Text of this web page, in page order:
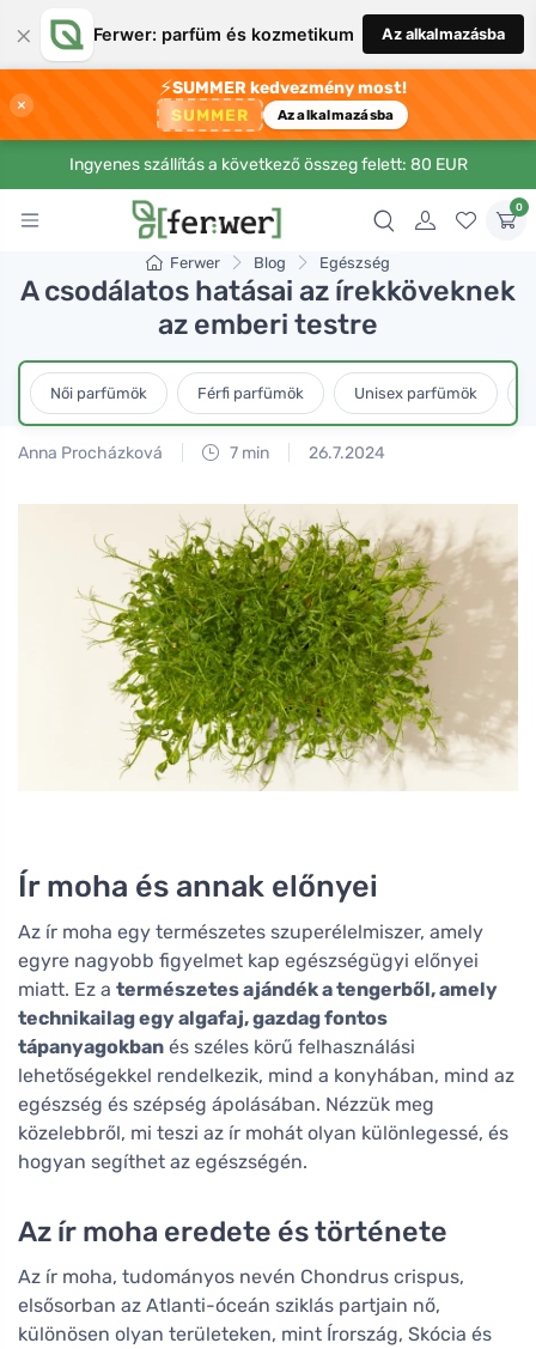
× Ferwer: parfüm és kozmetikum Az alkalmazásba
×
⚡SUMMER kedvezmény most!
SUMMER Az alkalmazásba
Ingyenes szállítás a következő összeg felett: 80 EUR
0
Ferwer Blog Egészség
A csodálatos hatásai az írekköveknek
az emberi testre
Női parfümök Férfi parfümök Unisex parfümök
Anna Procházková 7 min 26.7.2024
Ír moha és annak előnyei
Az ír moha egy természetes szuperélelmiszer, amely
egyre nagyobb figyelmet kap egészségügyi előnyei
miatt. Ez a természetes ajándék a tengerből, amely
technikailag egy algafaj, gazdag fontos
tápanyagokban és széles körű felhasználási
lehetőségekkel rendelkezik, mind a konyhában, mind az
egészség és szépség ápolásában. Nézzük meg
közelebbről, mi teszi az ír mohát olyan különlegessé, és
hogyan segíthet az egészségén.
Az ír moha eredete és története
Az ír moha, tudományos nevén Chondrus crispus,
elsősorban az Atlanti-óceán sziklás partjain nő,
különösen olyan területeken, mint Írország, Skócia és